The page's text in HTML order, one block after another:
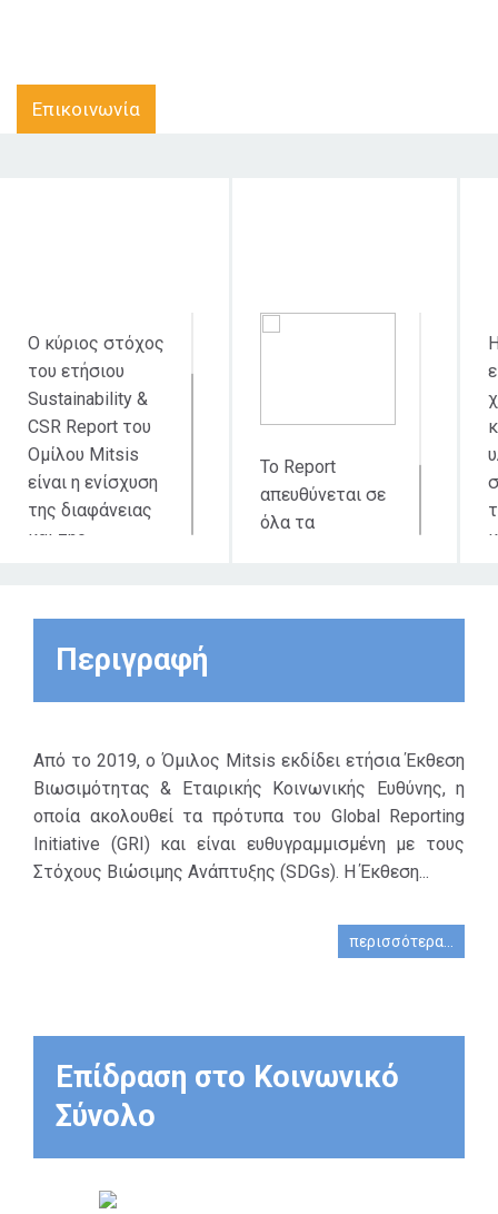
Επικοινωνία
Ο κύριος στόχος
του ετήσιου
Sustainability &
CSR Report του
Ομίλου Mitsis
είναι η ενίσχυση
της διαφάνειας
και της
καθοδήγηση της
μακροπρόθεσμης
στρατηγικής του
Ομίλου σε
βιωσιμότητας.
Επιδιώκει την
καταγραφή
ποσοτικών και
ποιοτικών
κατευθύνσεων
για μελλοντικές
Το Report
απευθύνεται σε
όλα τα
Περιγραφή
Από το 2019, ο Όμιλος Mitsis εκδίδει ετήσια Έκθεση
Βιωσιμότητας & Εταιρικής Κοινωνικής Ευθύνης, η
οποία ακολουθεί τα πρότυπα του Global Reporting
Initiative (GRI) και είναι ευθυγραμμισμένη με τους
Στόχους Βιώσιμης Ανάπτυξης (SDGs). Η Έκθεση...
περισσότερα...
Επίδραση στο Κοινωνικό
Σύνολο